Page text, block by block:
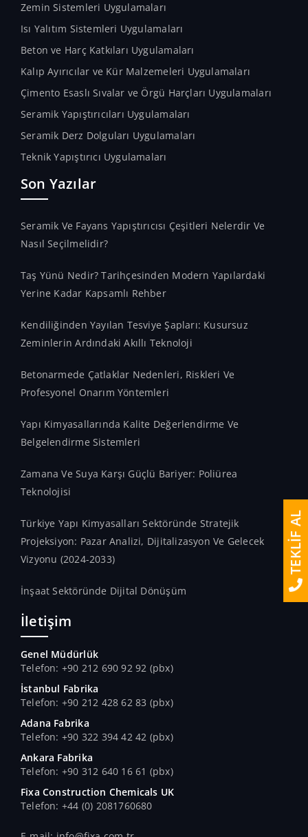
Zemin Sistemleri Uygulamaları
Isı Yalıtım Sistemleri Uygulamaları
Beton ve Harç Katkıları Uygulamaları
Kalıp Ayırıcılar ve Kür Malzemeleri Uygulamaları
Çimento Esaslı Sıvalar ve Örgü Harçları Uygulamaları
Seramik Yapıştırıcıları Uygulamaları
Seramik Derz Dolguları Uygulamaları
Teknik Yapıştırıcı Uygulamaları
Son Yazılar
Seramik Ve Fayans Yapıştırıcısı Çeşitleri Nelerdir Ve
Nasıl Seçilmelidir?
Taş Yünü Nedir? Tarihçesinden Modern Yapılardaki
Yerine Kadar Kapsamlı Rehber
Kendiliğinden Yayılan Tesviye Şapları: Kusursuz
Zeminlerin Ardındaki Akıllı Teknoloji
Betonarmede Çatlaklar Nedenleri, Riskleri Ve
Profesyonel Onarım Yöntemleri
Yapı Kimyasallarında Kalite Değerlendirme Ve
Belgelendirme Sistemleri
Zamana Ve Suya Karşı Güçlü Bariyer: Poliürea
Teknolojisi
Türkiye Yapı Kimyasalları Sektöründe Stratejik
Projeksiyon: Pazar Analizi, Dijitalizasyon Ve Gelecek
Vizyonu (2024-2033)
İnşaat Sektöründe Dijital Dönüşüm
İletişim
Genel Müdürlük
Telefon: +90 212 690 92 92 (pbx)
İstanbul Fabrika
Telefon: +90 212 428 62 83 (pbx)
Adana Fabrika
Telefon: +90 322 394 42 42 (pbx)
Ankara Fabrika
Telefon: +90 312 640 16 61 (pbx)
Fixa Construction Chemicals UK
Telefon: +44 (0) 2081760680
TEKLİF AL